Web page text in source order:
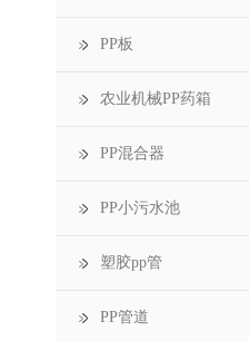
PP板
农业机械PP药箱
PP混合器
PP小污水池
塑胶pp管
PP管道